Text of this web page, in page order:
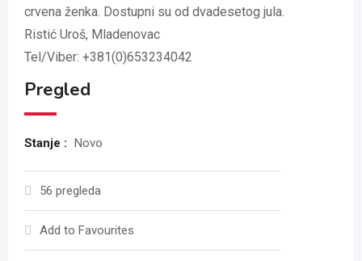
crvena ženka. Dostupni su od dvadesetog jula.
Ristić Uroš, Mladenovac
Tel/Viber: +381(0)653234042
Pregled
Stanje : Novo
56 pregleda
Add to Favourites